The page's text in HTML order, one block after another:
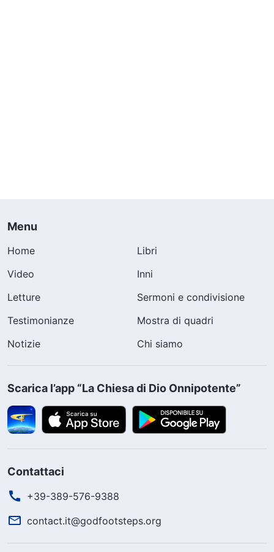
Menu
Home
Libri
Video
Inni
Letture
Sermoni e condivisione
Testimonianze
Mostra di quadri
Notizie
Chi siamo
Scarica l’app “La Chiesa di Dio Onnipotente”
Contattaci
+39-389-576-9388
contact.it@godfootsteps.org